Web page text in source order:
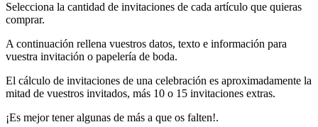
Selecciona la cantidad de invitaciones de cada artículo que quieras
comprar.
A continuación rellena vuestros datos, texto e información para
vuestra invitación o papelería de boda.
El cálculo de invitaciones de una celebración es aproximadamente la
mitad de vuestros invitados, más 10 o 15 invitaciones extras.
¡Es mejor tener algunas de más a que os falten!.